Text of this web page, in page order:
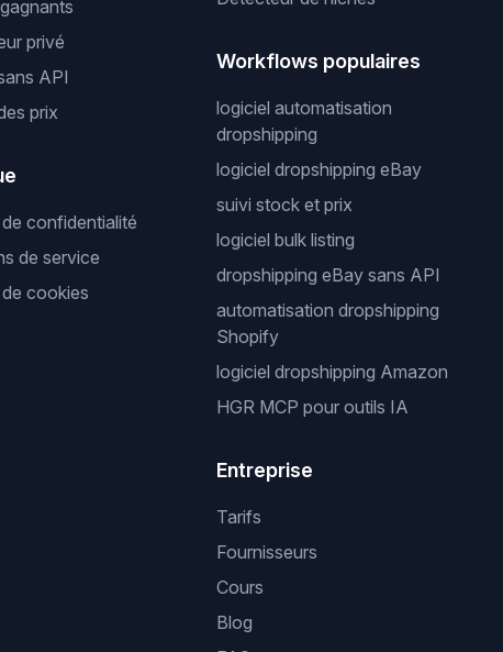
privé
API
prix
confidentialité
de service
cookies
Workflows populaires
logiciel automatisation
dropshipping
logiciel dropshipping eBay
suivi stock et prix
logiciel bulk listing
dropshipping eBay sans API
automatisation dropshipping
Shopify
logiciel dropshipping Amazon
HGR MCP pour outils IA
Entreprise
Tarifs
Fournisseurs
Cours
Blog